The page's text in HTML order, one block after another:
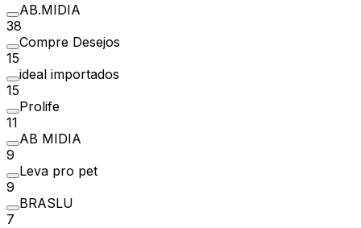
AB.MIDIA
38
Compre Desejos
15
ideal importados
15
Prolife
11
AB MIDIA
9
Leva pro pet
9
BRASLU
7